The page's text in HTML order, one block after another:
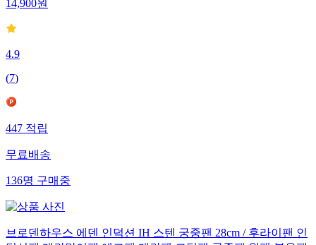
14,900원
4.9
(7)
447적립
무료배송
136명구매중
브로덴하우스 에덴 인덕션 IH 스텐 궁중팬 28cm / 후라이팬 인